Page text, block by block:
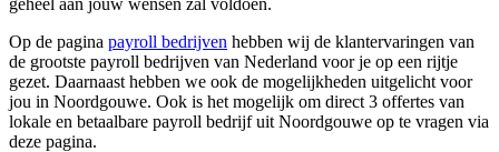
Op de pagina payroll bedrijven hebben wij de klantervaringen van
de grootste payroll bedrijven van Nederland voor je op een rijtje
gezet. Daarnaast hebben we ook de mogelijkheden uitgelicht voor
jou in Noordgouwe. Ook is het mogelijk om direct 3 offertes van
lokale en betaalbare payroll bedrijf uit Noordgouwe op te vragen via
deze pagina.